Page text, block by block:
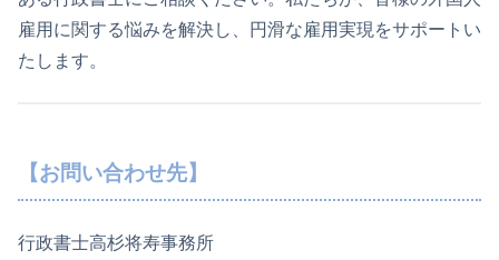
雇用に関する悩みを解決し、円滑な雇用実現をサポートい
たします。
【お問い合わせ先】
行政書士高杉将寿事務所